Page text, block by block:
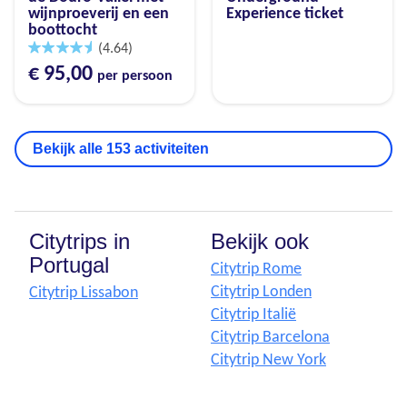
wijnproeverij en een
boottocht
(4.64)
€ 95,00 per persoon
Experience ticket
Bekijk alle 153 activiteiten
Citytrips in
Portugal
Citytrip Lissabon
Bekijk ook
Citytrip Rome
Citytrip Londen
Citytrip Italië
Citytrip Barcelona
Citytrip New York